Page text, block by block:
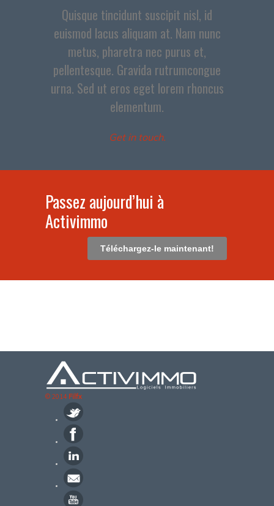
Quisque tincidunt suscipit nisl, id
euismod lacus aliquam at. Nam nunc
metus, pharetra nec purus et,
pellentesque. Gravida rutrumcongue
urna. Sed ut eros eget lorem rhoncus
elementum.
Get in touch.
Passez aujourd’hui à
Activimmo
Téléchargez-le maintenant!
© 2014 Filfx